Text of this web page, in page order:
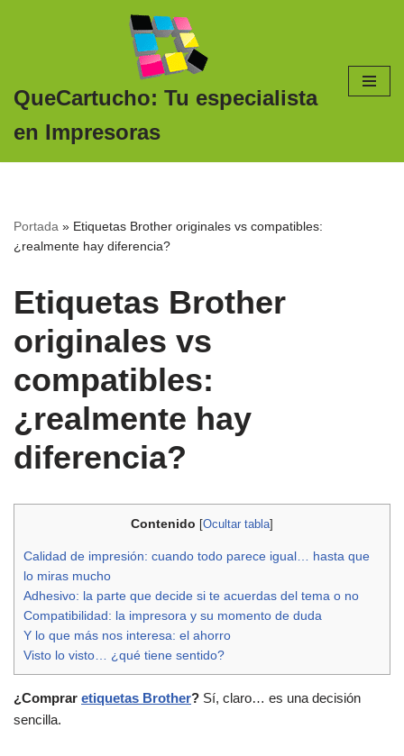
contenido
QueCartucho: Tu especialista
en Impresoras
Portada » Etiquetas Brother originales vs compatibles:
¿realmente hay diferencia?
Etiquetas Brother
originales vs
compatibles:
¿realmente hay
diferencia?
Contenido [Ocultar tabla]
Calidad de impresión: cuando todo parece igual… hasta que
lo miras mucho
Adhesivo: la parte que decide si te acuerdas del tema o no
Compatibilidad: la impresora y su momento de duda
Y lo que más nos interesa: el ahorro
Visto lo visto… ¿qué tiene sentido?
¿Comprar etiquetas Brother? Sí, claro… es una decisión
sencilla.